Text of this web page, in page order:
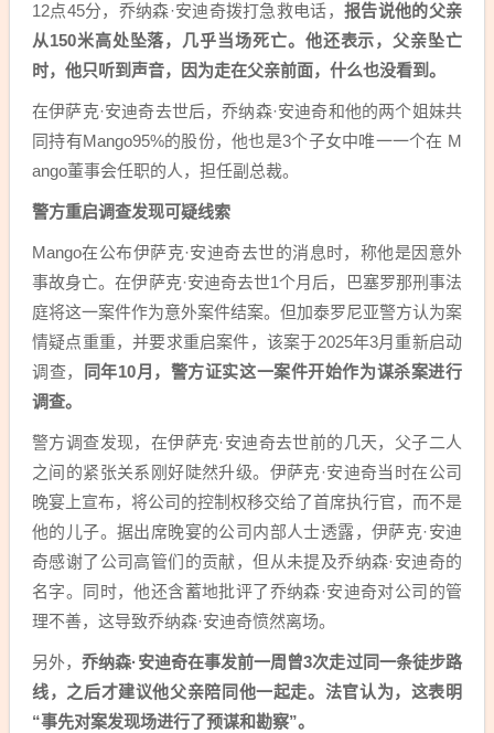
12点45分，乔纳森·安迪奇拨打急救电话，报告说他的父亲
从150米高处坠落，几乎当场死亡。他还表示，父亲坠亡
时，他只听到声音，因为走在父亲前面，什么也没看到。
在伊萨克·安迪奇去世后，乔纳森·安迪奇和他的两个姐妹共
同持有Mango95%的股份，他也是3个子女中唯一一个在 M
ango董事会任职的人，担任副总裁。
警方重启调查发现可疑线索
Mango在公布伊萨克·安迪奇去世的消息时，称他是因意外
事故身亡。在伊萨克·安迪奇去世1个月后，巴塞罗那刑事法
庭将这一案件作为意外案件结案。但加泰罗尼亚警方认为案
情疑点重重，并要求重启案件，该案于2025年3月重新启动
调查，
同年10月，警方证实这一案件开始作为谋杀案进行
调查。
警方调查发现，在伊萨克·安迪奇去世前的几天，父子二人
之间的紧张关系刚好陡然升级。伊萨克·安迪奇当时在公司
晚宴上宣布，将公司的控制权移交给了首席执行官，而不是
他的儿子。据出席晚宴的公司内部人士透露，伊萨克·安迪
奇感谢了公司高管们的贡献，但从未提及乔纳森·安迪奇的
名字。同时，他还含蓄地批评了乔纳森·安迪奇对公司的管
理不善，这导致乔纳森·安迪奇愤然离场。
另外，乔纳森·安迪奇在事发前一周曾3次走过同一条徒步路
线，之后才建议他父亲陪同他一起走。法官认为，这表明
“事先对案发现场进行了预谋和勘察”。